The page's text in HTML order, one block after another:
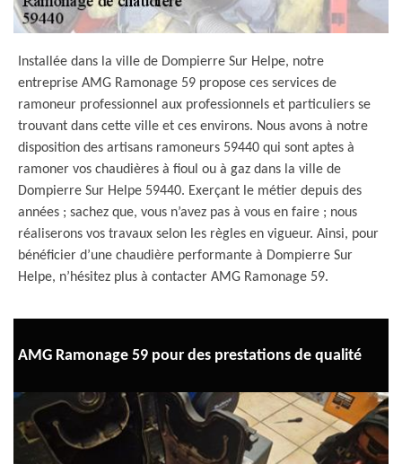
Installée dans la ville de Dompierre Sur Helpe, notre
entreprise AMG Ramonage 59 propose ces services de
ramoneur professionnel aux professionnels et particuliers se
trouvant dans cette ville et ces environs. Nous avons à notre
disposition des artisans ramoneurs 59440 qui sont aptes à
ramoner vos chaudières à fioul ou à gaz dans la ville de
Dompierre Sur Helpe 59440. Exerçant le métier depuis des
années ; sachez que, vous n’avez pas à vous en faire ; nous
réaliserons vos travaux selon les règles en vigueur. Ainsi, pour
bénéficier d’une chaudière performante à Dompierre Sur
Helpe, n’hésitez plus à contacter AMG Ramonage 59.
AMG Ramonage 59 pour des prestations de qualité